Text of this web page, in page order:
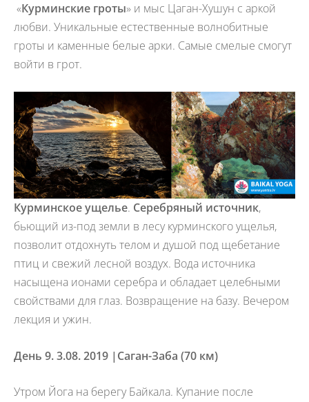
«Курминские гроты» и мыс Цаган-Хушун с аркой
любви. Уникальные естественные волнобитные
гроты и каменные белые арки. Самые смелые смогут
войти в грот.
Курминское ущелье. Серебряный источник,
бьющий из-под земли в лесу курминского ущелья,
позволит отдохнуть телом и душой под щебетание
птиц и свежий лесной воздух. Вода источника
насыщена ионами серебра и обладает целебными
свойствами для глаз. Возвращение на базу. Вечером
лекция и ужин.
День 9. 3.08. 2019 | Саган-Заба (70 км)
Утром Йога на берегу Байкала. Купание после